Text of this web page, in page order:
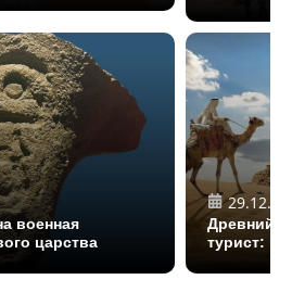
военная
царства
Древний
турист: